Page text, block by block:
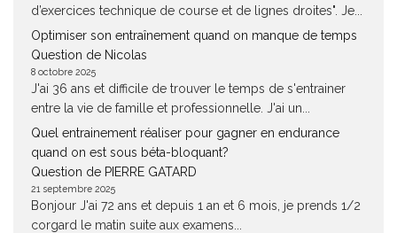
d’exercices technique de course et de lignes droites". Je...
Optimiser son entraînement quand on manque de temps
Question de Nicolas
8 octobre 2025
J'ai 36 ans et difficile de trouver le temps de s'entrainer
entre la vie de famille et professionnelle. J'ai un...
Quel entrainement réaliser pour gagner en endurance
quand on est sous béta-bloquant?
Question de PIERRE GATARD
21 septembre 2025
Bonjour J'ai 72 ans et depuis 1 an et 6 mois, je prends 1/2
corgard le matin suite aux examens...